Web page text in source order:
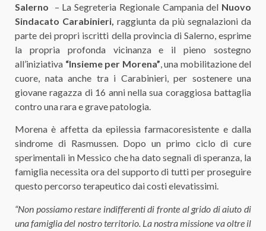
Salerno – La Segreteria Regionale Campania del Nuovo
Sindacato Carabinieri, raggiunta da più segnalazioni da
parte dei propri iscritti della provincia di Salerno, esprime
la propria profonda vicinanza e il pieno sostegno
all’iniziativa “Insieme per Morena”, una mobilitazione del
cuore, nata anche tra i Carabinieri, per sostenere una
giovane ragazza di 16 anni nella sua coraggiosa battaglia
contro una rara e grave patologia.
​Morena è affetta da epilessia farmacoresistente e dalla
sindrome di Rasmussen. Dopo un primo ciclo di cure
sperimentali in Messico che ha dato segnali di speranza, la
famiglia necessita ora del supporto di tutti per proseguire
questo percorso terapeutico dai costi elevatissimi.
“Non possiamo restare indifferenti di fronte al grido di aiuto di
una famiglia del nostro territorio. La nostra missione va oltre il